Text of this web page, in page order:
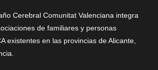
Cerebral Comunitat Valenciana integra
de familiares y personas
existentes en las provincias de Alicante,